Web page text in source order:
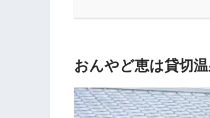
おんやど恵は貸切